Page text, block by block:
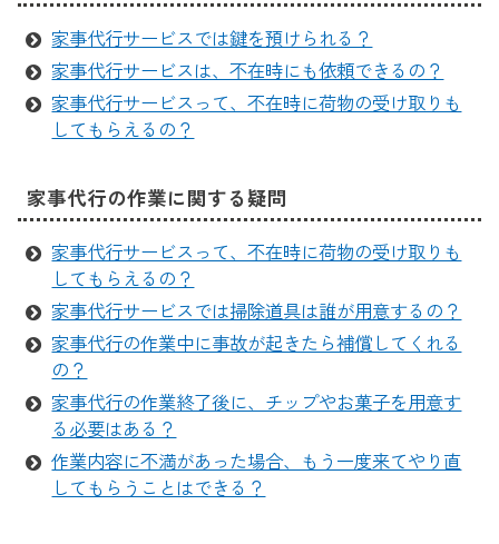
家事代行サービスでは鍵を預けられる？
家事代行サービスは、不在時にも依頼できるの？
家事代行サービスって、不在時に荷物の受け取りも
してもらえるの？
家事代行の作業に関する疑問
家事代行サービスって、不在時に荷物の受け取りも
してもらえるの？
家事代行サービスでは掃除道具は誰が用意するの？
家事代行の作業中に事故が起きたら補償してくれる
の？
家事代行の作業終了後に、チップやお菓子を用意す
る必要はある？
作業内容に不満があった場合、もう一度来てやり直
してもらうことはできる？